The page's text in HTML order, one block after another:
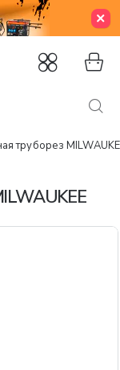
труборез